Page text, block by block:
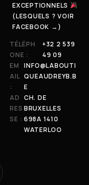
EXCEPTIONNELS
(LESQUELS ? VOIR
FACEBOOK →)
TÉLÉPH
ONE :
+32 2 539
49 09
EM
AIL
:
INFO@LABOUTI
QUEAUDREYB.B
E
AD
RES
SE :
CH. DE
BRUXELLES
698A 1410
WATERLOO